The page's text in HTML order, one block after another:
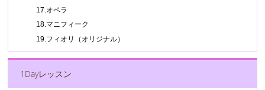
17.オペラ
18.マニフィーク
19.フィオリ（オリジナル）
1Dayレッスン